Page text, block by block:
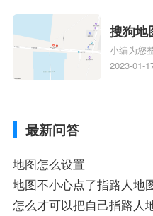
添加企业
知识，详
搜狗地
搜狗地
小编为您
狗地图离
2023-01-
最新问答
地图怎么设置
地图不小心点了指路人地
怎么才可以把自己指路人